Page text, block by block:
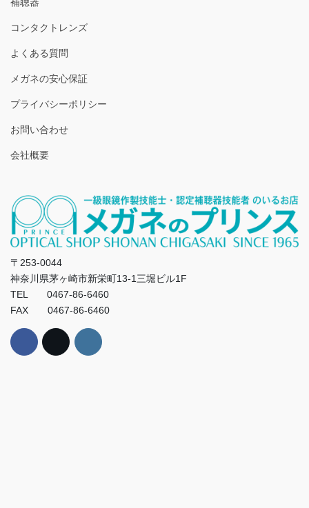
コンタクトレンズ
よくある質問
メガネの安心保証
プライバシーポリシー
お問い合わせ
会社概要
〒253-0044
神奈川県茅ヶ崎市新栄町13-1三堀ビル1F
TEL 0467-86-6460
FAX 0467-86-6460